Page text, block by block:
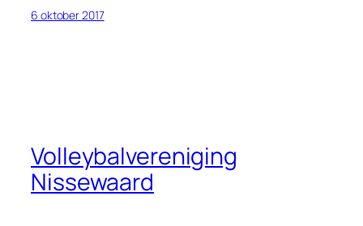
6 oktober 2017
Volleybalvereniging
Nissewaard